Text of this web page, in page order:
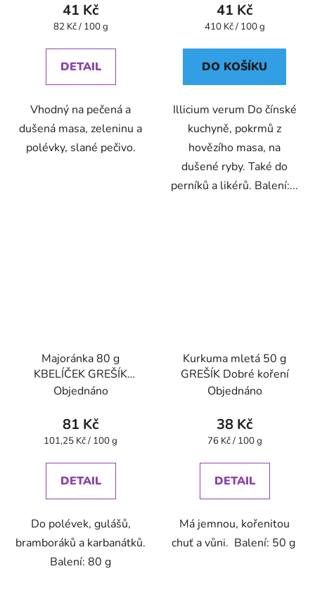
41 Kč
Měrná
82 Kč / 100 g
DETAIL
Vhodný na pečená a
dušená masa, zeleninu a
polévky, slané pečivo.
41 Kč
Měrná
410 Kč / 100 g
DO KOŠÍKU
Illicium verum Do čínské
kuchyně, pokrmů z
hovězího masa, na
dušené ryby. Také do
perníků a likérů. Balení:...
Majoránka 80 g
KBELÍČEK GREŠÍK
Dobré koření
Objednáno
81 Kč
Měrná
101,25 Kč / 100 g
DETAIL
Do polévek, gulášů,
bramboráků a karbanátků.
Balení: 80 g
Kurkuma mletá 50 g
GREŠÍK Dobré koření
Objednáno
38 Kč
Měrná
76 Kč / 100 g
DETAIL
Má jemnou, kořenitou
chuť a vůni. Balení: 50 g